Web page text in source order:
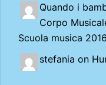
Quando i
Corpo
Scuola musica
stefania on